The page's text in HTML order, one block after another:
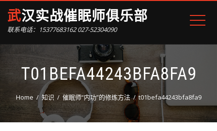
武汉实战催眠师俱乐部
联系电话：15377683162 027-52304090
T01BEFA44243BFA8FA9
Home 知识 催眠师“内功”的修炼方法 t01befa44243bfa8fa9